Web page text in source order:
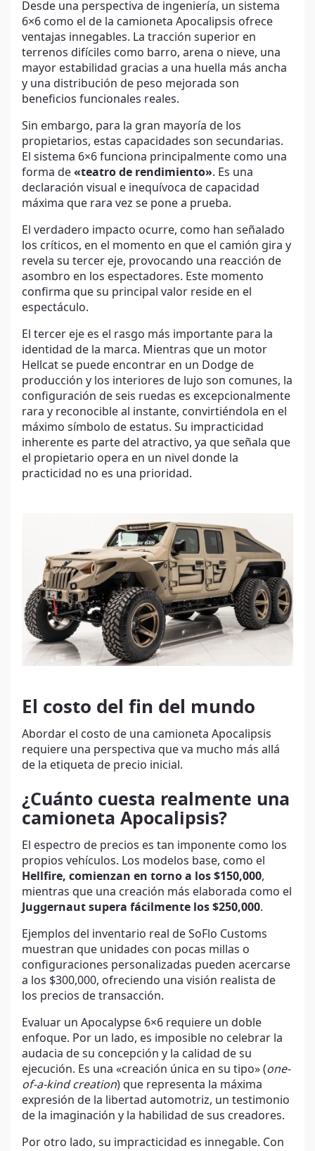
Desde una perspectiva de ingeniería, un sistema
6×6 como el de la camioneta Apocalipsis ofrece
ventajas innegables. La tracción superior en
terrenos difíciles como barro, arena o nieve, una
mayor estabilidad gracias a una huella más ancha
y una distribución de peso mejorada son
beneficios funcionales reales.
Sin embargo, para la gran mayoría de los
propietarios, estas capacidades son secundarias.
El sistema 6×6 funciona principalmente como una
forma de «teatro de rendimiento». Es una
declaración visual e inequívoca de capacidad
máxima que rara vez se pone a prueba.
El verdadero impacto ocurre, como han señalado
los críticos, en el momento en que el camión gira y
revela su tercer eje, provocando una reacción de
asombro en los espectadores. Este momento
confirma que su principal valor reside en el
espectáculo.
El tercer eje es el rasgo más importante para la
identidad de la marca. Mientras que un motor
Hellcat se puede encontrar en un Dodge de
producción y los interiores de lujo son comunes, la
configuración de seis ruedas es excepcionalmente
rara y reconocible al instante, convirtiéndola en el
máximo símbolo de estatus. Su impracticidad
inherente es parte del atractivo, ya que señala que
el propietario opera en un nivel donde la
practicidad no es una prioridad.
El costo del fin del mundo
Abordar el costo de una camioneta Apocalipsis
requiere una perspectiva que va mucho más allá
de la etiqueta de precio inicial.
¿Cuánto cuesta realmente una
camioneta Apocalipsis?
El espectro de precios es tan imponente como los
propios vehículos. Los modelos base, como el
Hellfire, comienzan en torno a los $150,000,
mientras que una creación más elaborada como el
Juggernaut supera fácilmente los $250,000.
Ejemplos del inventario real de SoFlo Customs
muestran que unidades con pocas millas o
configuraciones personalizadas pueden acercarse
a los $300,000, ofreciendo una visión realista de
los precios de transacción.
Evaluar un Apocalypse 6×6 requiere un doble
enfoque. Por un lado, es imposible no celebrar la
audacia de su concepción y la calidad de su
ejecución. Es una «creación única en su tipo» (one-
of-a-kind creation) que representa la máxima
expresión de la libertad automotriz, un testimonio
de la imaginación y la habilidad de sus creadores.
Por otro lado, su impracticidad es innegable. Con